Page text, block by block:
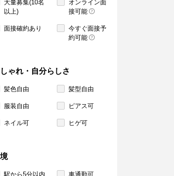
大量募集(10名
以上)
オンライン面
接可能
面接確約あり
今すぐ面接予
約可能
ゃれ・自分らしさ
髪色自由 髪型自由
服装自由 ピアス可
ネイル可 ヒゲ可
駅から5分以内 車通勤可